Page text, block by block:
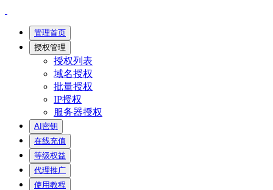
管理首页
授权管理
授权列表
域名授权
批量授权
IP授权
服务器授权
AI密钥
在线充值
等级权益
代理推广
使用教程